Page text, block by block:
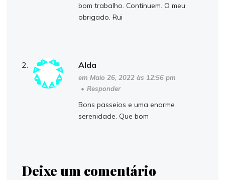
bom trabalho. Continuem. O meu
obrigado. Rui
Alda
em Maio 26, 2022 às 12:56 pm
• Responder
Bons passeios e uma enorme
serenidade. Que bom
Deixe um comentário